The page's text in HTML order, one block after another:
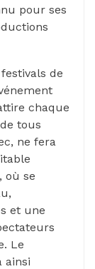
pour ses
de
chaque
tous
ne fera
où se
et une
Le
ainsi